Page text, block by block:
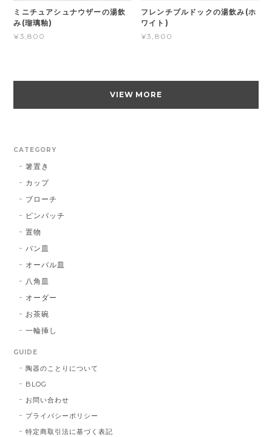
ミニチュアシュナウザーの湯飲
み(瑠璃釉)
¥3,800
フレンチブルドックの湯飲み(ホ
ワイト)
¥3,800
VIEW MORE
CATEGORY
箸置き
カップ
ブローチ
ピンバッチ
置物
パン皿
オーバル皿
八角皿
オーダー
お茶碗
一輪挿し
GUIDE
陶器のことりについて
BLOG
お問い合わせ
プライバシーポリシー
特定商取引法に基づく表記